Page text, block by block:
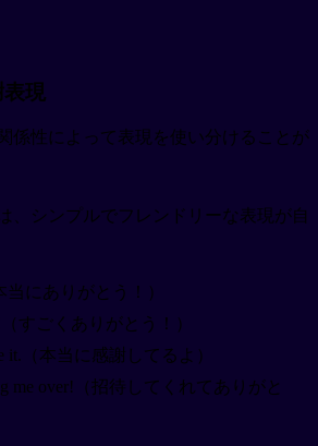
表現
係性によって表現を使い分けることが
、シンプルでフレンドリーな表現が自
当にありがとう！）
すごくありがとう！）
it.（本当に感謝してるよ）
me over!（招待してくれてありがと